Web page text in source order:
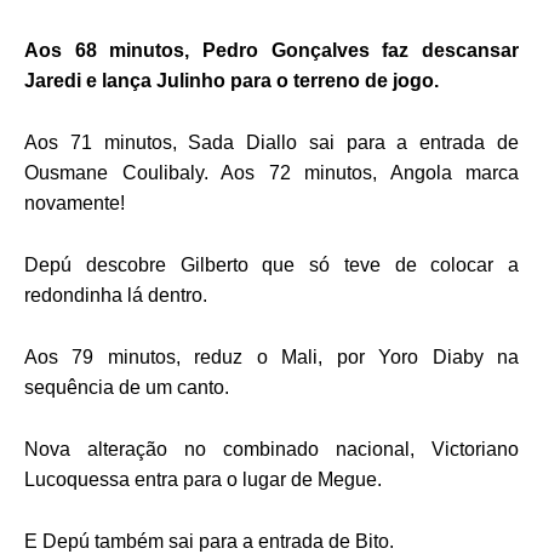
Aos 68 minutos, Pedro Gonçalves faz descansar
Jaredi e lança Julinho para o terreno de jogo.
Aos 71 minutos, Sada Diallo sai para a entrada de
Ousmane Coulibaly. Aos 72 minutos, Angola marca
novamente!
Depú descobre Gilberto que só teve de colocar a
redondinha lá dentro.
Aos 79 minutos, reduz o Mali, por Yoro Diaby na
sequência de um canto.
Nova alteração no combinado nacional, Victoriano
Lucoquessa entra para o lugar de Megue.
E Depú também sai para a entrada de Bito.